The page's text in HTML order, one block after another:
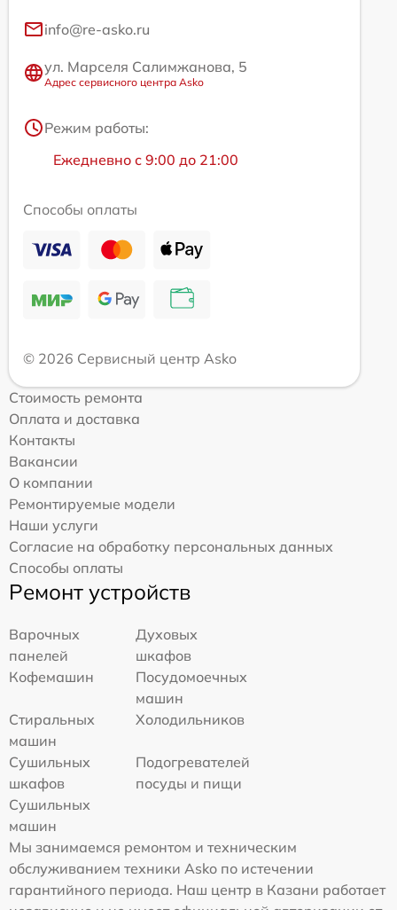
info@re-asko.ru
ул. Марселя Салимжанова, 5
Адрес сервисного центра Asko
Режим работы:
Ежедневно с 9:00 до 21:00
Способы оплаты
© 2026 Сервисный центр Asko
Стоимость ремонта
Оплата и доставка
Контакты
Вакансии
О компании
Ремонтируемые модели
Наши услуги
Согласие на обработку персональных данных
Способы оплаты
Ремонт устройств
Варочных
панелей
Духовых
шкафов
Кофемашин
Посудомоечных
машин
Стиральных
машин
Холодильников
Сушильных
шкафов
Подогревателей
посуды и пищи
Сушильных
машин
Мы занимаемся ремонтом и техническим
обслуживанием техники Asko по истечении
гарантийного периода. Наш центр в Казани работает